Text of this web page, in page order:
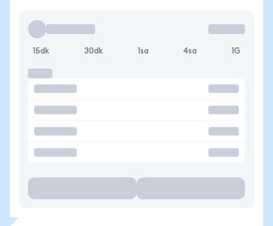
15dk 30dk 1sa 4sa 1G